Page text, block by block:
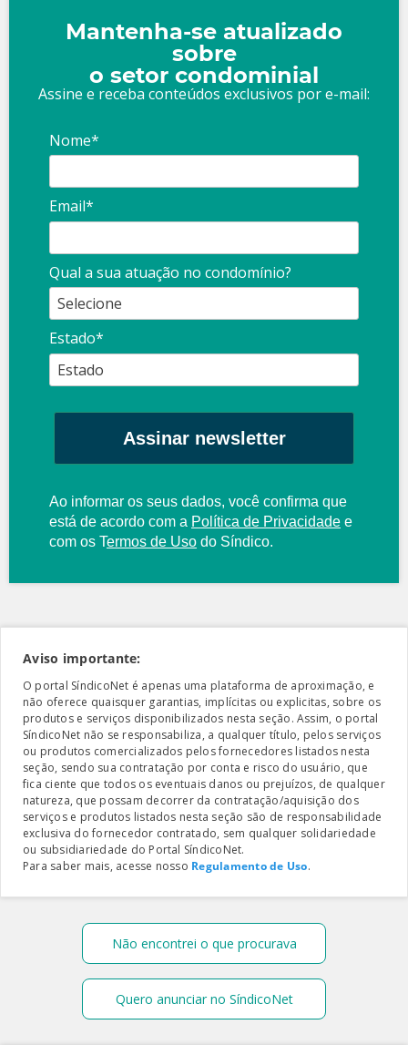
Mantenha-se atualizado
sobre
o setor condominial
Assine e receba conteúdos exclusivos por e-mail:
Nome*
Email*
Qual a sua atuação no condomínio?
Estado*
Assinar newsletter
Ao informar os seus dados, você confirma que
está de acordo com a Política de Privacidade e
com os Termos de Uso do Síndico.
Aviso importante:
O portal SíndicoNet é apenas uma plataforma de aproximação, e
não oferece quaisquer garantias, implícitas ou explicitas, sobre os
produtos e serviços disponibilizados nesta seção. Assim, o portal
SíndicoNet não se responsabiliza, a qualquer título, pelos serviços
ou produtos comercializados pelos fornecedores listados nesta
seção, sendo sua contratação por conta e risco do usuário, que
fica ciente que todos os eventuais danos ou prejuízos, de qualquer
natureza, que possam decorrer da contratação/aquisição dos
serviços e produtos listados nesta seção são de responsabilidade
exclusiva do fornecedor contratado, sem qualquer solidariedade
ou subsidiariedade do Portal SíndicoNet.
Para saber mais, acesse nosso Regulamento de Uso.
Não encontrei o que procurava
Quero anunciar no SíndicoNet